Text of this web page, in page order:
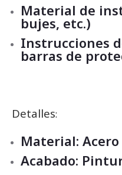
Material de
bujes, etc.)
Instrucciones
barras de
Detalles:
Material: Acero
Acabado: